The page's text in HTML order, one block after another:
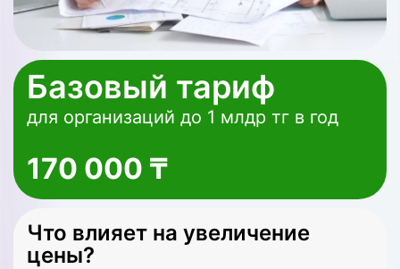
Базовый тариф
для организаций до 1 млдр тг в год
170 000 ₸
Что влияет на увеличение
цены?